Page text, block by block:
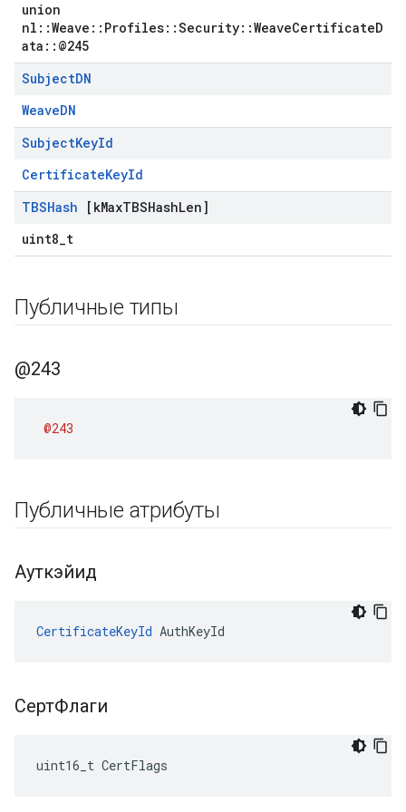
union
nl::Weave::Profiles::Security::WeaveCertificateD
ata::@245
SubjectDN
WeaveDN
SubjectKeyId
CertificateKeyId
TBSHash [kMaxTBSHashLen]
uint8_t
Публичные типы
@243
@243
Публичные атрибуты
Ауткэйид
CertificateKeyId AuthKeyId
СертФлаги
uint16_t CertFlags